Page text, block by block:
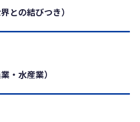
との結びつき）
・水産業）